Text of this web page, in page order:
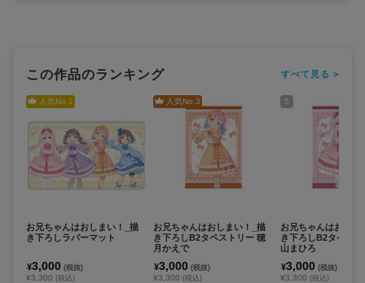
この作品のランキング すべて見る >
人気No.1
お兄ちゃんはおしまい！_描
き下ろしラバーマット
¥3,000 (税抜)
¥3,300 (税込)
人気No.3
お兄ちゃんはおしまい！_描
き下ろしB2タペストリー 穂
月かえで
¥3,000 (税抜)
¥3,300 (税込)
5
お兄ちゃんはおしま
き下ろしB2タペス
山まひろ
¥3,000 (税抜)
¥3,300 (税込)